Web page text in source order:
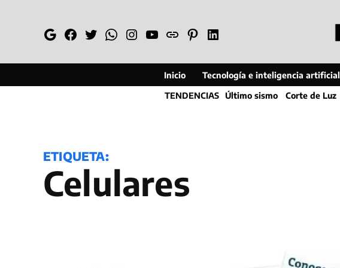
GoogleFacebook
TwitterWhatsapp
Instagram
YouTube
WebPinterestLinkedin
Inicio Tecnología e inteligencia artificial
TENDENCIAS Último sismo Corte de Luz
ETIQUETA:
celulares